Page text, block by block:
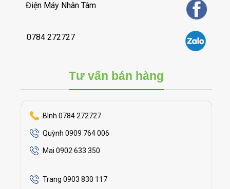
Điện Máy Nhân Tâm
0784 272727
Tư vấn bán hàng
Bình 0784 272727
Quỳnh 0909 764 006
Mai 0902 633 350
Trang 0903 830 117